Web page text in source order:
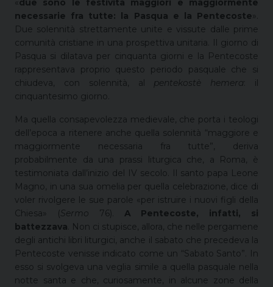
due sono le festività maggiori e maggiormente
necessarie fra tutte: la Pasqua e la Pentecoste
Due solennità strettamente unite e vissute dalle prime
comunità cristiane in una prospettiva unitaria. Il giorno di
Pasqua si dilatava per cinquanta giorni e la Pentecoste
rappresentava proprio questo periodo pasquale che si
chiudeva, con solennità, al pentekostè hemera : il
cinquantesimo giorno.
Ma quella consapevolezza medievale, che porta i teologi
dell’epoca a ritenere anche quella solennità “maggiore e
maggiormente necessaria fra tutte”, deriva
probabilmente da una prassi liturgica che, a Roma, è
testimoniata dall’inizio del IV secolo. Il santo papa Leone
Magno, in una sua omelia per quella celebrazione, dice di
voler rivolgere le sue parole «per istruire i nuovi figli della
Chiesa» (Sermo 76). A Pentecoste, infatti, si
battezzava . Non ci stupisce, allora, che nelle pergamene
degli antichi libri liturgici, anche il sabato che precedeva la
Pentecoste venisse indicato come un “Sabato Santo”. In
esso si svolgeva una veglia simile a quella pasquale nella
notte santa e che, curiosamente, in alcune zone della